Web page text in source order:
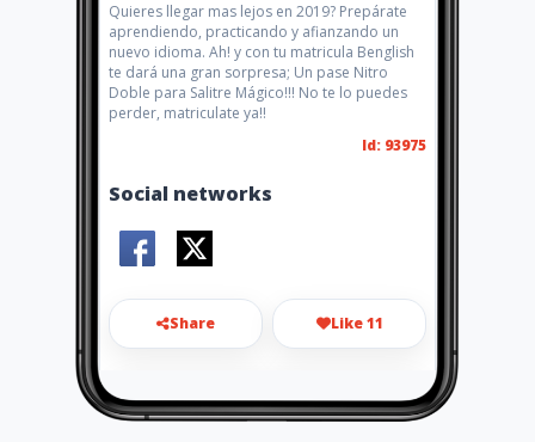
Quieres llegar mas lejos en 2019? Prepárate
aprendiendo, practicando y afianzando un
nuevo idioma. Ah! y con tu matricula Benglish
te dará una gran sorpresa; Un pase Nitro
Doble para Salitre Mágico!!! No te lo puedes
perder, matriculate ya!!
Id: 93975
Social networks
Share Like 11
beenglish1807@gmail.com